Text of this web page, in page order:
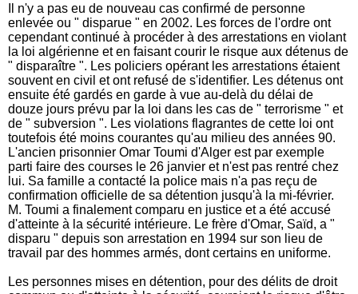
Il n'y a pas eu de nouveau cas confirmé de personne
enlevée ou " disparue " en 2002. Les forces de l'ordre ont
cependant continué à procéder à des arrestations en violant
la loi algérienne et en faisant courir le risque aux détenus de
" disparaître ". Les policiers opérant les arrestations étaient
souvent en civil et ont refusé de s'identifier. Les détenus ont
ensuite été gardés en garde à vue au-delà du délai de
douze jours prévu par la loi dans les cas de " terrorisme " et
de " subversion ". Les violations flagrantes de cette loi ont
toutefois été moins courantes qu'au milieu des années 90.
L'ancien prisonnier Omar Toumi d'Alger est par exemple
parti faire des courses le 26 janvier et n'est pas rentré chez
lui. Sa famille a contacté la police mais n'a pas reçu de
confirmation officielle de sa détention jusqu'à la mi-février.
M. Toumi a finalement comparu en justice et a été accusé
d'atteinte à la sécurité intérieure. Le frère d'Omar, Saïd, a "
disparu " depuis son arrestation en 1994 sur son lieu de
travail par des hommes armés, dont certains en uniforme.
Les personnes mises en détention, pour des délits de droit